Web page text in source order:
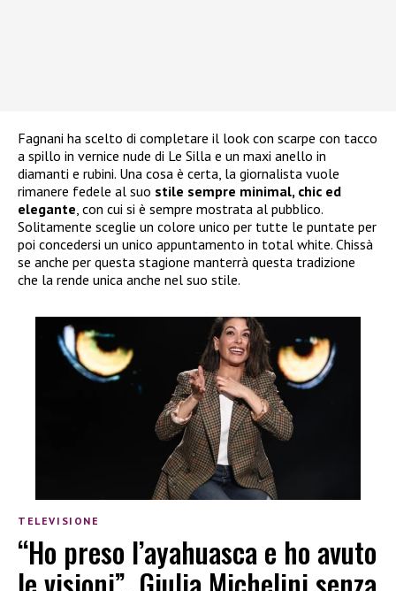
Fagnani ha scelto di completare il look con scarpe con tacco
a spillo in vernice nude di Le Silla e un maxi anello in
diamanti e rubini. Una cosa è certa, la giornalista vuole
rimanere fedele al suo stile sempre minimal, chic ed
elegante, con cui si è sempre mostrata al pubblico.
Solitamente sceglie un colore unico per tutte le puntate per
poi concedersi un unico appuntamento in total white. Chissà
se anche per questa stagione manterrà questa tradizione
che la rende unica anche nel suo stile.
TELEVISIONE
“Ho preso l’ayahuasca e ho avuto